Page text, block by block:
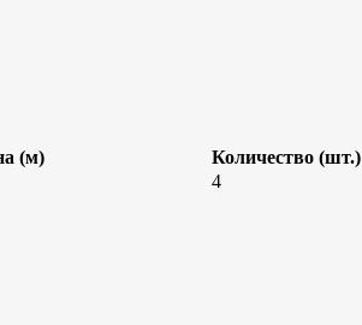
(м)
Количество (шт.)
4